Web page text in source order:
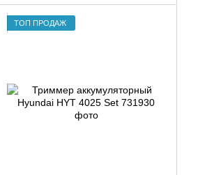
ТОП ПРОДАЖ